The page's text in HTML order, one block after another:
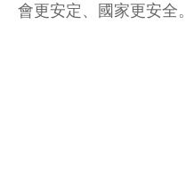
會更安定、國家更安全。